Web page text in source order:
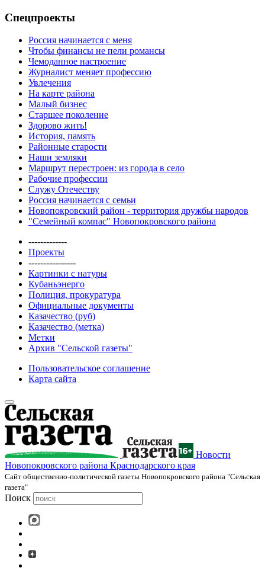
Спецпроекты
Россия начинается с меня
Чтобы финансы не пели романсы
Чемоданное настроение
Журналист меняет профессию
Увлечения
На карте района
Малый бизнес
Старшее поколение
Здорово жить!
История, память
Районные старости
Наши земляки
Маршрут перестроен: из города в село
Рабочие профессии
Служу Отечеству
Россия начинается с семьи
Новопокровский район - территория дружбы народов
"Семейный компас" Новопокровского района
-------------
Проекты
----------------
Картинки с натуры
Кубаньэнерго
Полиция, прокуратура
Официальные документы
Казачество (руб)
Казачество (метка)
Метки
Архив "Сельской газеты"
Пользовательское соглашение
Карта сайта
Новости
Новопокровского района Краснодарского края
Cайт общественно-политической газеты Новопокровского района "Сельская
газета"
Поиск